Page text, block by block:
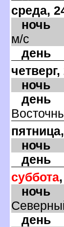
среда,
ночь
м/с
день
ночь
день
ночь
день
суббота
ночь
день